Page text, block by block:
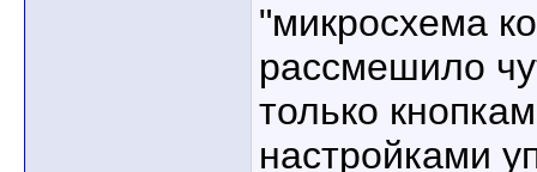
"микросхема
рассмешило
только
настройками